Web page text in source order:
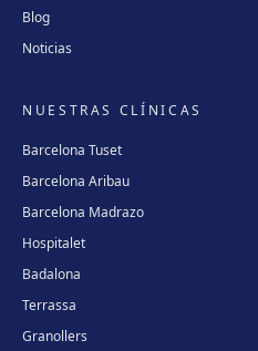
Blog
Noticias
NUESTRAS CLÍNICAS
Barcelona Tuset
Barcelona Aribau
Barcelona Madrazo
Hospitalet
Badalona
Terrassa
Granollers